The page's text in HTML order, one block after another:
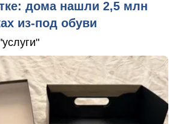
дома нашли 2,5 млн
из-под обуви